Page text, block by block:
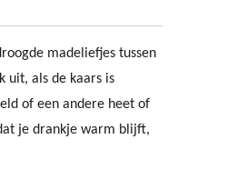
madeliefjes tussen
uit, als de kaars is
of een andere heet of
je drankje warm blijft,